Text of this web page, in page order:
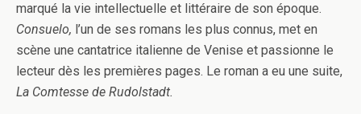
marqué la vie intellectuelle et littéraire de son époque.
Consuelo, l’un de ses romans les plus connus, met en
scène une cantatrice italienne de Venise et passionne le
lecteur dès les premières pages. Le roman a eu une suite,
La Comtesse de Rudolstadt.